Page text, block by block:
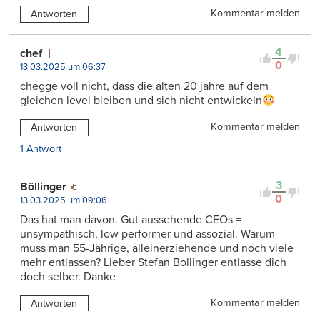
Antworten Kommentar melden
4
0
chef
13.03.2025 um 06:37
chegge voll nicht, dass die alten 20 jahre auf dem
gleichen level bleiben und sich nicht entwickeln
Antworten
Kommentar melden
1 Antwort
3
0
Böllinger
13.03.2025 um 09:06
Das hat man davon. Gut aussehende CEOs =
unsympathisch, low performer und assozial. Warum
muss man 55-Jährige, alleinerziehende und noch viele
mehr entlassen? Lieber Stefan Bollinger entlasse dich
doch selber. Danke
Antworten Kommentar melden